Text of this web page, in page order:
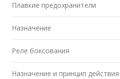
Плавкие предохранители
Назначение
Реле боксования
Назначение и принцип действия